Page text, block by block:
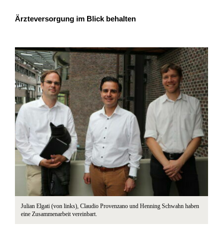
Ärzteversorgung im Blick behalten
Julian Elgati (von links), Claudio Provenzano und Henning Schwahn haben
eine Zusammenarbeit vereinbart.